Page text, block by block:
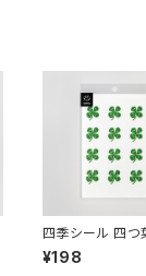
四季シール 四
205
¥198